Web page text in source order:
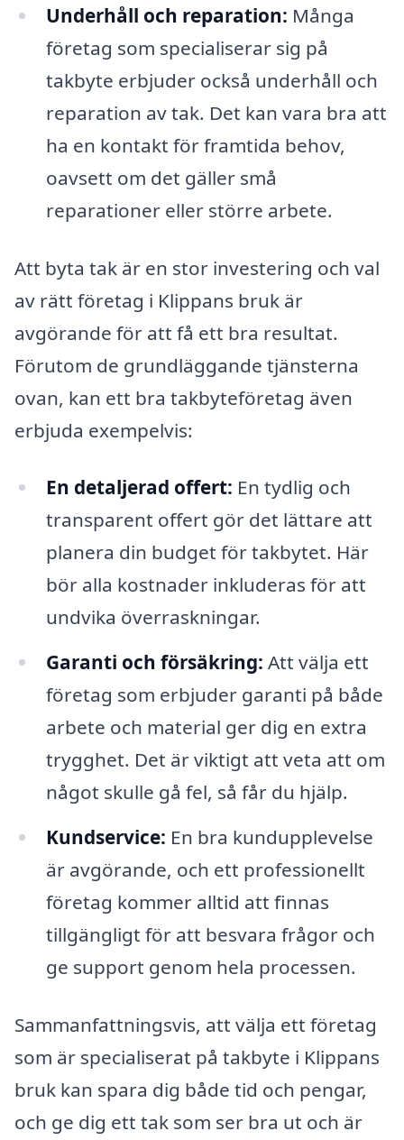
Underhåll och reparation: Många
företag som specialiserar sig på
takbyte erbjuder också underhåll och
reparation av tak. Det kan vara bra att
ha en kontakt för framtida behov,
oavsett om det gäller små
reparationer eller större arbete.
Att byta tak är en stor investering och val
av rätt företag i Klippans bruk är
avgörande för att få ett bra resultat.
Förutom de grundläggande tjänsterna
ovan, kan ett bra takbyteföretag även
erbjuda exempelvis:
En detaljerad offert: En tydlig och
transparent offert gör det lättare att
planera din budget för takbytet. Här
bör alla kostnader inkluderas för att
undvika överraskningar.
Garanti och försäkring: Att välja ett
företag som erbjuder garanti på både
arbete och material ger dig en extra
trygghet. Det är viktigt att veta att om
något skulle gå fel, så får du hjälp.
Kundservice: En bra kundupplevelse
är avgörande, och ett professionellt
företag kommer alltid att finnas
tillgängligt för att besvara frågor och
ge support genom hela processen.
Sammanfattningsvis, att välja ett företag
som är specialiserat på takbyte i Klippans
bruk kan spara dig både tid och pengar,
och ge dig ett tak som ser bra ut och är